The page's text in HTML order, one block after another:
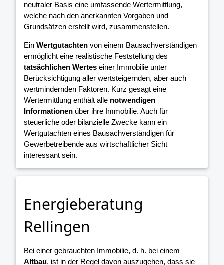
neutraler Basis eine umfassende Wertermittlung,
welche nach den anerkannten Vorgaben und
Grundsätzen erstellt wird, zusammenstellen.
Ein Wertgutachten von einem Bausachverständigen
ermöglicht eine realistische Feststellung des
tatsächlichen Wertes einer Immobilie unter
Berücksichtigung aller wertsteigernden, aber auch
wertmindernden Faktoren. Kurz gesagt eine
Wertermittlung enthält alle notwendigen
Informationen über ihre Immobilie. Auch für
steuerliche oder bilanzielle Zwecke kann ein
Wertgutachten eines Bausachverständigen für
Gewerbetreibende aus wirtschaftlicher Sicht
interessant sein.
Energieberatung
Rellingen
Bei einer gebrauchten Immobilie, d. h. bei einem
Altbau, ist in der Regel davon auszugehen, dass sie